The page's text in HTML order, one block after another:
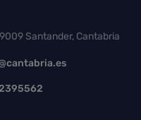
Santander, Cantabria